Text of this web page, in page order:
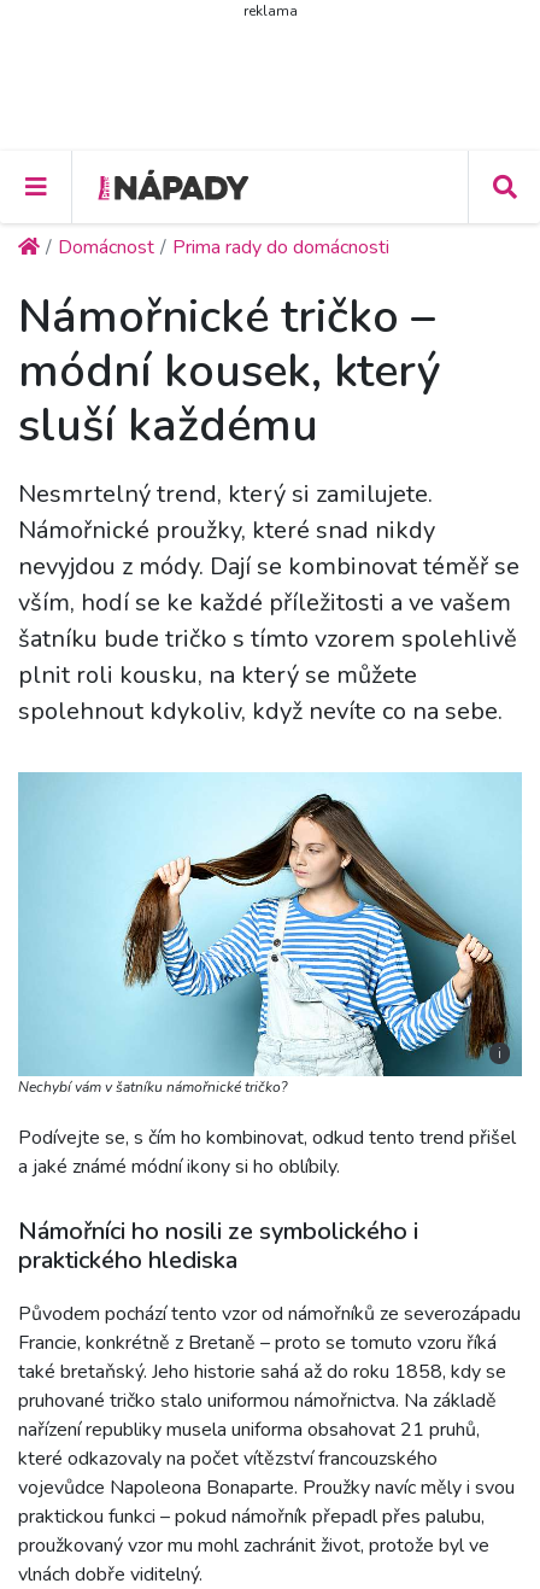
reklama
Domácnost Prima rady do domácnosti
Námořnické tričko –
módní kousek, který
sluší každému
Nesmrtelný trend, který si zamilujete.
Námořnické proužky, které snad nikdy
nevyjdou z módy. Dají se kombinovat téměř se
vším, hodí se ke každé příležitosti a ve vašem
šatníku bude tričko s tímto vzorem spolehlivě
plnit roli kousku, na který se můžete
spolehnout kdykoliv, když nevíte co na sebe.
i
Nechybí vám v šatníku námořnické tričko?
Podívejte se, s čím ho kombinovat, odkud tento trend přišel
a jaké známé módní ikony si ho oblíbily.
Námořníci ho nosili ze symbolického i
praktického hlediska
Původem pochází tento vzor od námořníků ze severozápadu
Francie, konkrétně z Bretaně – proto se tomuto vzoru říká
také bretaňský. Jeho historie sahá až do roku 1858, kdy se
pruhované tričko stalo uniformou námořnictva. Na základě
nařízení republiky musela uniforma obsahovat 21 pruhů,
které odkazovaly na počet vítězství francouzského
vojevůdce Napoleona Bonaparte. Proužky navíc měly i svou
praktickou funkci – pokud námořník přepadl přes palubu,
proužkovaný vzor mu mohl zachránit život, protože byl ve
vlnách dobře viditelný.